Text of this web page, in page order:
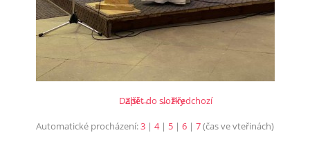
← Předchozí
Další →
Zpět do složky
Automatické procházení:3 | 4| 5 | 6 | 7(čas ve vteřinách)